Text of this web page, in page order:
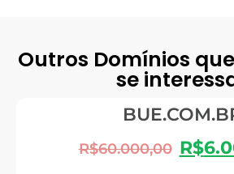
Outros Domínios
se
R$60.000,00 R$